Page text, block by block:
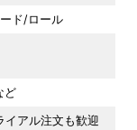
ド/ロール
ど
イアル注文も歓迎